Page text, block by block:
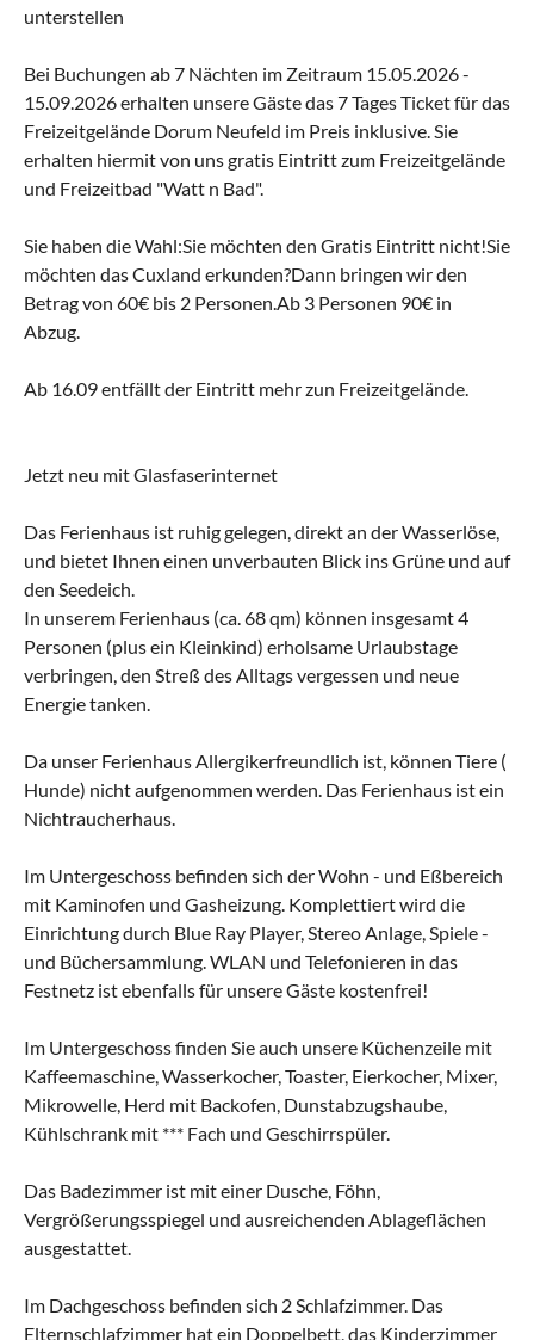
unterstellen
Bei Buchungen ab 7 Nächten im Zeitraum 15.05.2026 -
15.09.2026 erhalten unsere Gäste das 7 Tages Ticket für das
Freizeitgelände Dorum Neufeld im Preis inklusive. Sie
erhalten hiermit von uns gratis Eintritt zum Freizeitgelände
und Freizeitbad "Watt n Bad".
Sie haben die Wahl:Sie möchten den Gratis Eintritt nicht!Sie
möchten das Cuxland erkunden?Dann bringen wir den
Betrag von 60€ bis 2 Personen.Ab 3 Personen 90€ in
Abzug.
Ab 16.09 entfällt der Eintritt mehr zun Freizeitgelände.
Jetzt neu mit Glasfaserinternet
Das Ferienhaus ist ruhig gelegen, direkt an der Wasserlöse,
und bietet Ihnen einen unverbauten Blick ins Grüne und auf
den Seedeich.
In unserem Ferienhaus (ca. 68 qm) können insgesamt 4
Personen (plus ein Kleinkind) erholsame Urlaubstage
verbringen, den Streß des Alltags vergessen und neue
Energie tanken.
Da unser Ferienhaus Allergikerfreundlich ist, können Tiere (
Hunde) nicht aufgenommen werden. Das Ferienhaus ist ein
Nichtraucherhaus.
Im Untergeschoss befinden sich der Wohn - und Eßbereich
mit Kaminofen und Gasheizung. Komplettiert wird die
Einrichtung durch Blue Ray Player, Stereo Anlage, Spiele -
und Büchersammlung. WLAN und Telefonieren in das
Festnetz ist ebenfalls für unsere Gäste kostenfrei!
Im Untergeschoss finden Sie auch unsere Küchenzeile mit
Kaffeemaschine, Wasserkocher, Toaster, Eierkocher, Mixer,
Mikrowelle, Herd mit Backofen, Dunstabzugshaube,
Kühlschrank mit *** Fach und Geschirrspüler.
Das Badezimmer ist mit einer Dusche, Föhn,
Vergrößerungsspiegel und ausreichenden Ablageflächen
ausgestattet.
Im Dachgeschoss befinden sich 2 Schlafzimmer. Das
Elternschlafzimmer hat ein Doppelbett, das Kinderzimmer